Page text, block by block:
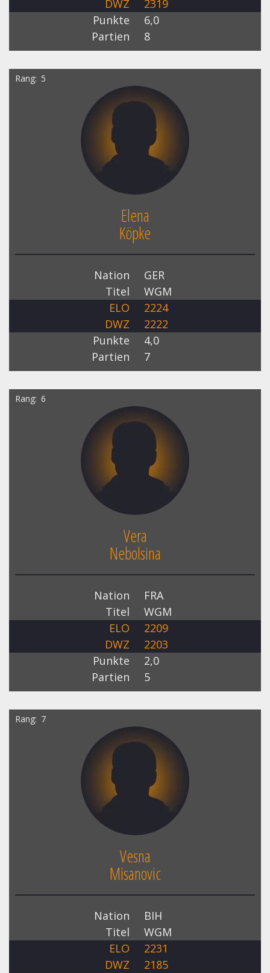
DWZ
2319
Punkte
6,0
Partien
8
Rang 5
Elena
Köpke
Nation
GER
Titel
WGM
ELO
2224
DWZ
2222
Punkte
4,0
Partien
7
Rang 6
Vera
Nebolsina
Nation
FRA
Titel
WGM
ELO
2209
DWZ
2203
Punkte
2,0
Partien
5
Rang 7
Vesna
Misanovic
Nation
BIH
Titel
WGM
ELO
2231
DWZ
2185